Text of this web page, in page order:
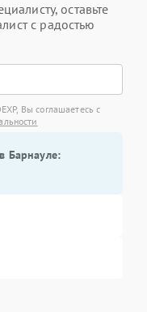
оставьте
с радостью
Вы соглашаетесь с
Барнауле: